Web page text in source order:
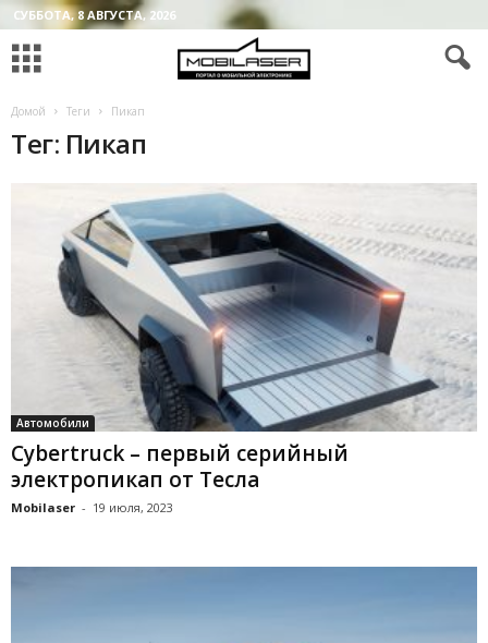
СУББОТА, 8 АВГУСТА, 2026
Домой Теги Пикап
Тег: Пикап
Автомобили
Cybertruck – первый серийный
электропикап от Тесла
Mobilaser - 19 июля, 2023